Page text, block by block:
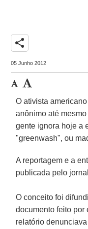
share
05 Junho 2012
O ativista americano
anônimo até
gente ignora hoje a
"greenwash", ou
A reportagem e a
publicada pelo jornal
O conceito foi
documento feito
relatório